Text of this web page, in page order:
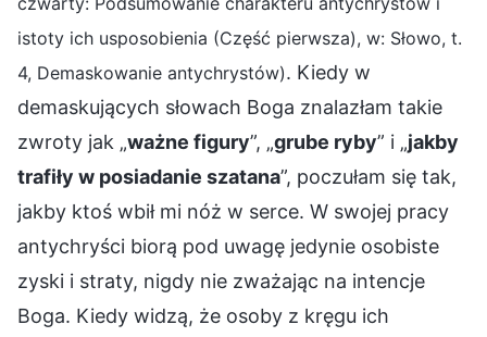
istoty ich usposobienia (Część pierwsza), w: Słowo, t.
4, Demaskowanie antychrystów). Kiedy w
demaskujących słowach Boga znalazłam takie
zwroty jak „ważne figury”, „grube ryby” i „jakby
trafiły w posiadanie szatana”, poczułam się tak,
jakby ktoś wbił mi nóż w serce. W swojej pracy
antychryści biorą pod uwagę jedynie osobiste
zyski i straty, nigdy nie zważając na intencje
Boga. Kiedy widzą, że osoby z kręgu ich